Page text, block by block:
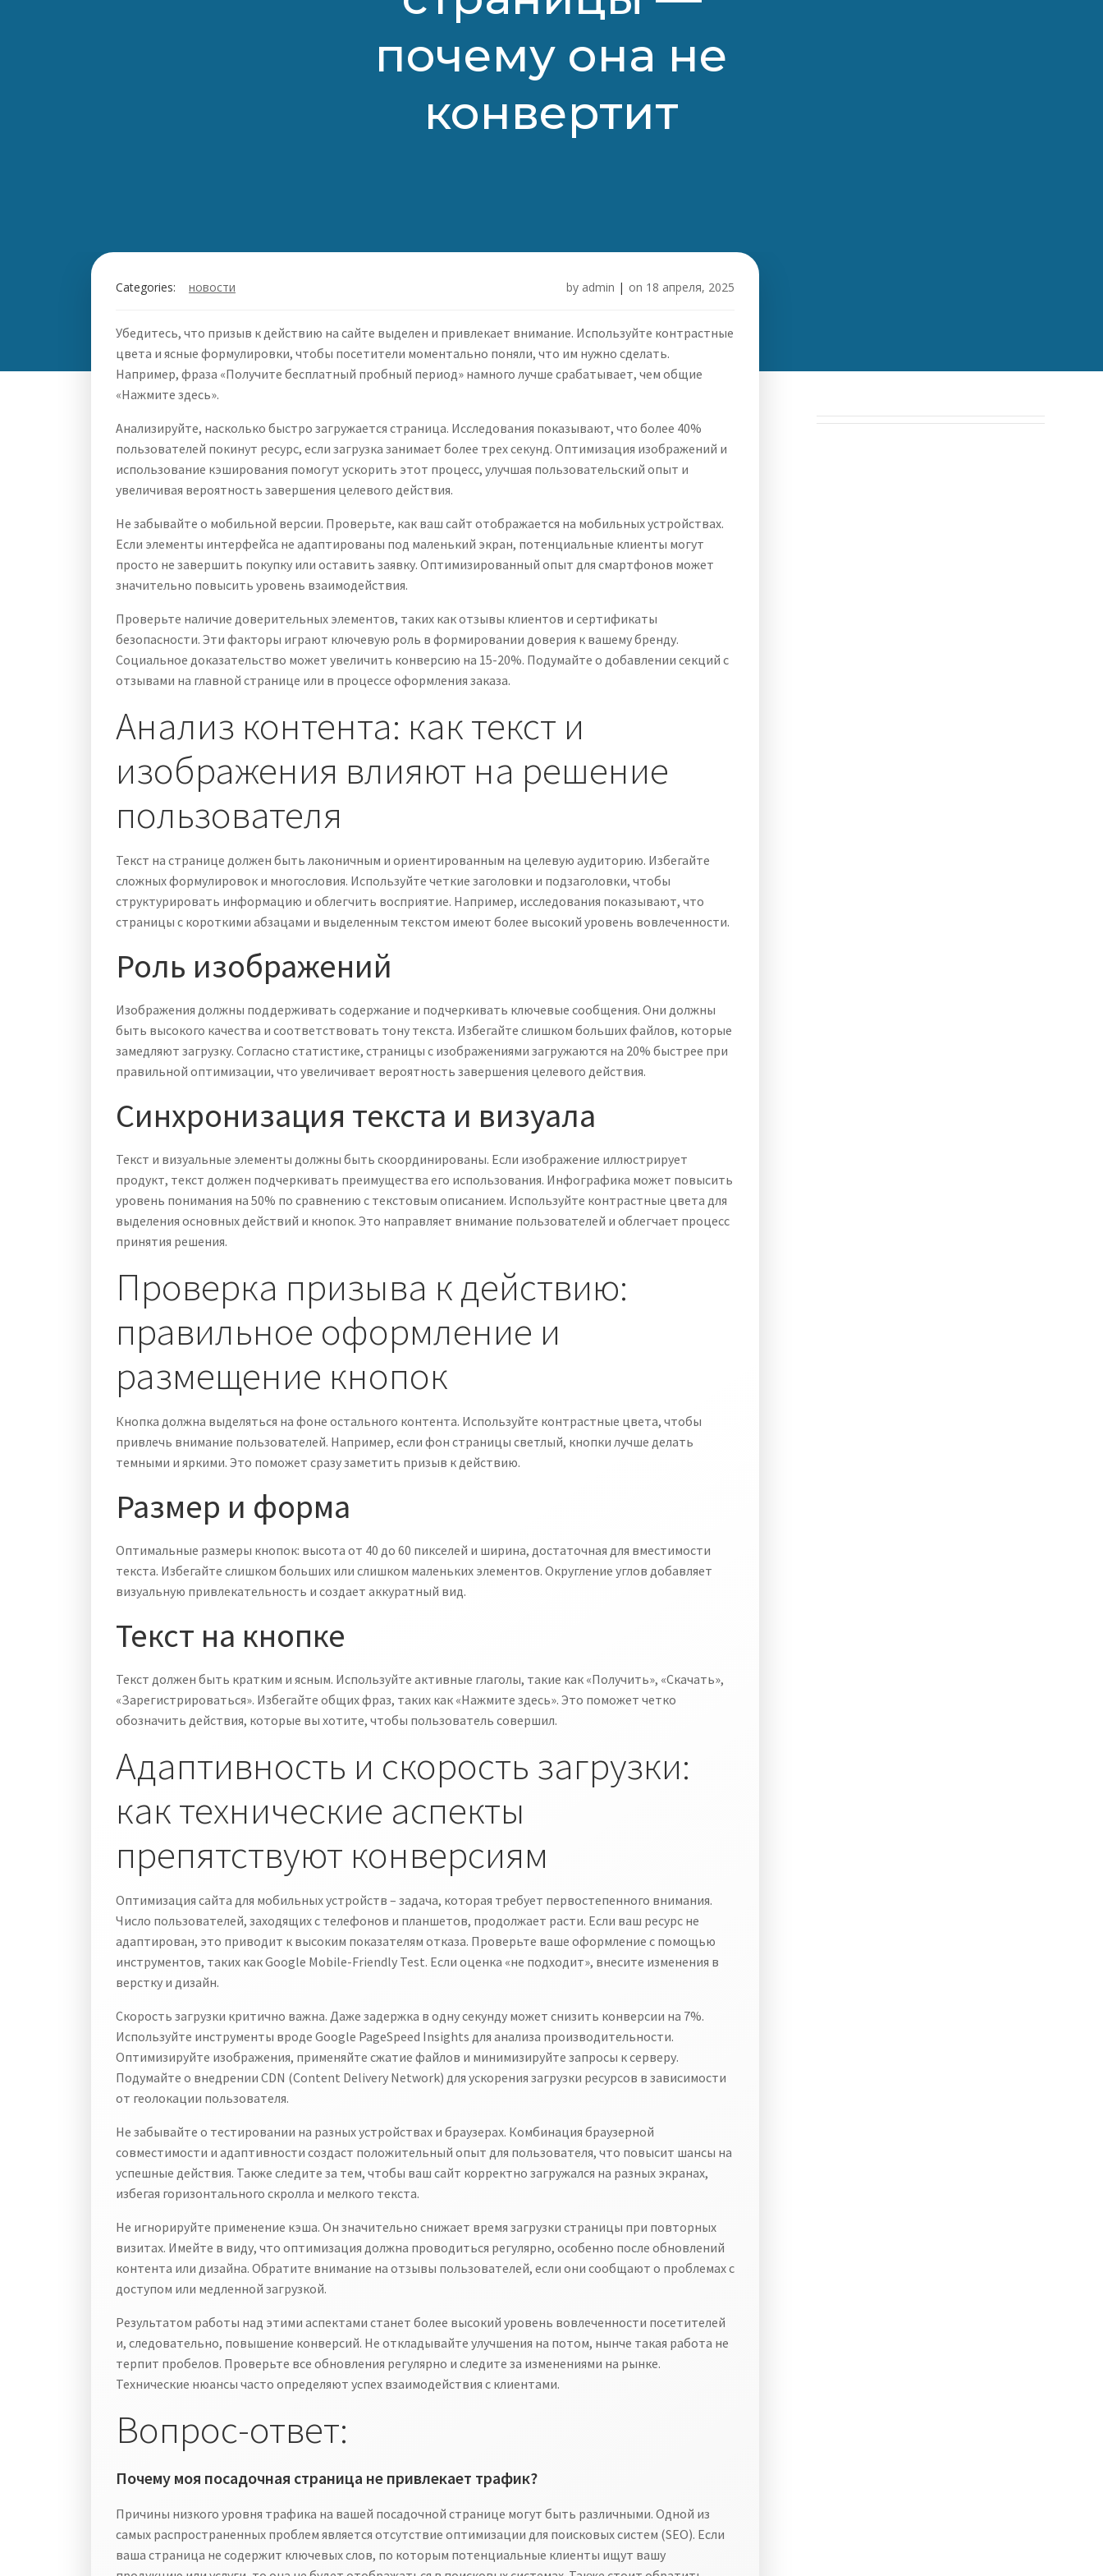
почему она не
конвертит
Categories: новости by admin | on 18 апреля, 2025
Убедитесь, что призыв к действию на сайте выделен и привлекает внимание. Используйте контрастные
цвета и ясные формулировки, чтобы посетители моментально поняли, что им нужно сделать.
Например, фраза «Получите бесплатный пробный период» намного лучше срабатывает, чем общие
«Нажмите здесь».
Анализируйте, насколько быстро загружается страница. Исследования показывают, что более 40%
пользователей покинут ресурс, если загрузка занимает более трех секунд. Оптимизация изображений и
использование кэширования помогут ускорить этот процесс, улучшая пользовательский опыт и
увеличивая вероятность завершения целевого действия.
Не забывайте о мобильной версии. Проверьте, как ваш сайт отображается на мобильных устройствах.
Если элементы интерфейса не адаптированы под маленький экран, потенциальные клиенты могут
просто не завершить покупку или оставить заявку. Оптимизированный опыт для смартфонов может
значительно повысить уровень взаимодействия.
Проверьте наличие доверительных элементов, таких как отзывы клиентов и сертификаты
безопасности. Эти факторы играют ключевую роль в формировании доверия к вашему бренду.
Социальное доказательство может увеличить конверсию на 15-20%. Подумайте о добавлении секций с
отзывами на главной странице или в процессе оформления заказа.
Анализ контента: как текст и
изображения влияют на решение
пользователя
Текст на странице должен быть лаконичным и ориентированным на целевую аудиторию. Избегайте
сложных формулировок и многословия. Используйте четкие заголовки и подзаголовки, чтобы
структурировать информацию и облегчить восприятие. Например, исследования показывают, что
страницы с короткими абзацами и выделенным текстом имеют более высокий уровень вовлеченности.
Роль изображений
Изображения должны поддерживать содержание и подчеркивать ключевые сообщения. Они должны
быть высокого качества и соответствовать тону текста. Избегайте слишком больших файлов, которые
замедляют загрузку. Согласно статистике, страницы с изображениями загружаются на 20% быстрее при
правильной оптимизации, что увеличивает вероятность завершения целевого действия.
Синхронизация текста и визуала
Текст и визуальные элементы должны быть скоординированы. Если изображение иллюстрирует
продукт, текст должен подчеркивать преимущества его использования. Инфографика может повысить
уровень понимания на 50% по сравнению с текстовым описанием. Используйте контрастные цвета для
выделения основных действий и кнопок. Это направляет внимание пользователей и облегчает процесс
принятия решения.
Проверка призыва к действию:
правильное оформление и
размещение кнопок
Кнопка должна выделяться на фоне остального контента. Используйте контрастные цвета, чтобы
привлечь внимание пользователей. Например, если фон страницы светлый, кнопки лучше делать
темными и яркими. Это поможет сразу заметить призыв к действию.
Размер и форма
Оптимальные размеры кнопок: высота от 40 до 60 пикселей и ширина, достаточная для вместимости
текста. Избегайте слишком больших или слишком маленьких элементов. Округление углов добавляет
визуальную привлекательность и создает аккуратный вид.
Текст на кнопке
Текст должен быть кратким и ясным. Используйте активные глаголы, такие как «Получить», «Скачать»,
«Зарегистрироваться». Избегайте общих фраз, таких как «Нажмите здесь». Это поможет четко
обозначить действия, которые вы хотите, чтобы пользователь совершил.
Адаптивность и скорость загрузки:
как технические аспекты
препятствуют конверсиям
Оптимизация сайта для мобильных устройств – задача, которая требует первостепенного внимания.
Число пользователей, заходящих с телефонов и планшетов, продолжает расти. Если ваш ресурс не
адаптирован, это приводит к высоким показателям отказа. Проверьте ваше оформление с помощью
инструментов, таких как Google Mobile-Friendly Test. Если оценка «не подходит», внесите изменения в
верстку и дизайн.
Скорость загрузки критично важна. Даже задержка в одну секунду может снизить конверсии на 7%.
Используйте инструменты вроде Google PageSpeed Insights для анализа производительности.
Оптимизируйте изображения, применяйте сжатие файлов и минимизируйте запросы к серверу.
Подумайте о внедрении CDN (Content Delivery Network) для ускорения загрузки ресурсов в зависимости
от геолокации пользователя.
Не забывайте о тестировании на разных устройствах и браузерах. Комбинация браузерной
совместимости и адаптивности создаст положительный опыт для пользователя, что повысит шансы на
успешные действия. Также следите за тем, чтобы ваш сайт корректно загружался на разных экранах,
избегая горизонтального скролла и мелкого текста.
Не игнорируйте применение кэша. Он значительно снижает время загрузки страницы при повторных
визитах. Имейте в виду, что оптимизация должна проводиться регулярно, особенно после обновлений
контента или дизайна. Обратите внимание на отзывы пользователей, если они сообщают о проблемах с
доступом или медленной загрузкой.
Результатом работы над этими аспектами станет более высокий уровень вовлеченности посетителей
и, следовательно, повышение конверсий. Не откладывайте улучшения на потом, нынче такая работа не
терпит пробелов. Проверьте все обновления регулярно и следите за изменениями на рынке.
Технические нюансы часто определяют успех взаимодействия с клиентами.
Вопрос-ответ:
Почему моя посадочная страница не привлекает трафик?
Причины низкого уровня трафика на вашей посадочной странице могут быть различными. Одной из
самых распространенных проблем является отсутствие оптимизации для поисковых систем (SEO). Если
ваша страница не содержит ключевых слов, по которым потенциальные клиенты ищут вашу